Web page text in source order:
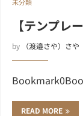
【テンプ
by （渡邉さや）さや
READ MORE